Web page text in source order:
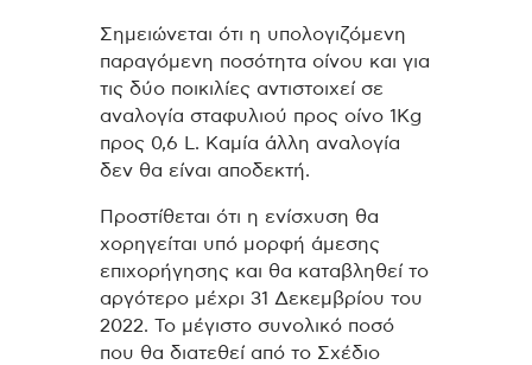
Σημειώνεται ότι η υπολογιζόμενη
παραγόμενη ποσότητα οίνου και για
τις δύο ποικιλίες αντιστοιχεί σε
αναλογία σταφυλιού προς οίνο 1Kg
προς 0,6 L. Καμία άλλη αναλογία
δεν θα είναι αποδεκτή.
Προστίθεται ότι η ενίσχυση θα
χορηγείται υπό μορφή άμεσης
επιχορήγησης και θα καταβληθεί το
αργότερο μέχρι 31 Δεκεμβρίου του
2022. Το μέγιστο συνολικό ποσό
που θα διατεθεί από το Σχέδιο